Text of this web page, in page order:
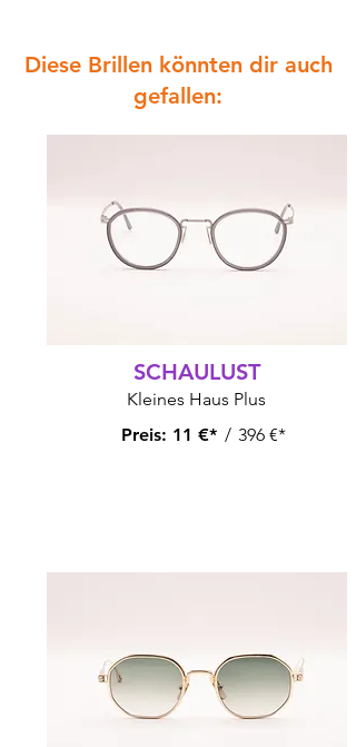
Diese Brillen könnten dir auch
gefallen:
SCHAULUST
Kleines Haus Plus
Preis:
/
11 €* 396 €*